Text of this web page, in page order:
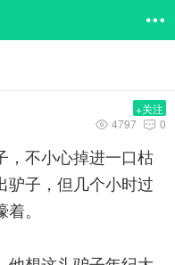

+关注
 0
 4797
不小心掉进一口枯
驴子，但几个小时过
。